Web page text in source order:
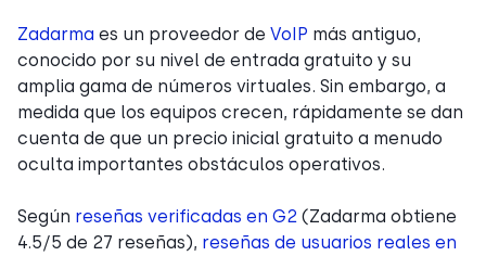
Zadarma es un proveedor de VoIP más antiguo,
conocido por su nivel de entrada gratuito y su
amplia gama de números virtuales. Sin embargo, a
medida que los equipos crecen, rápidamente se dan
cuenta de que un precio inicial gratuito a menudo
oculta importantes obstáculos operativos.
Según reseñas verificadas en G2 (Zadarma obtiene
4.5/5 de 27 reseñas), reseñas de usuarios reales en